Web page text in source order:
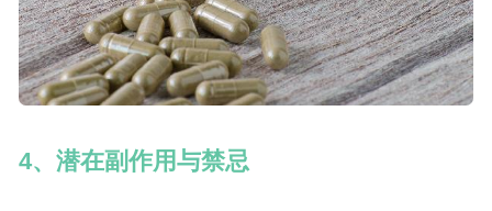
4、潜在副作用与禁忌